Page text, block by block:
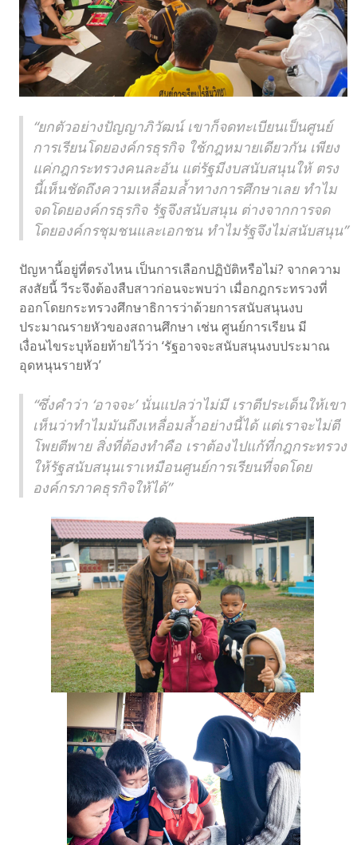
“ยกตัวอย่างปัญญาภิวัฒน์ เขาก็จดทะเบียนเป็นศูนย์
การเรียนโดยองค์กรธุรกิจ ใช้กฎหมายเดียวกัน เพียง
แค่กฎกระทรวงคนละอัน แต่รัฐมีงบสนับสนุนให้ ตรง
นี้เห็นชัดถึงความเหลื่อมล้ำทางการศึกษาเลย ทำไม
จดโดยองค์กรธุรกิจ รัฐจึงสนับสนุน ต่างจากการจด
โดยองค์กรชุมชนและเอกชน ทำไมรัฐจึงไม่สนับสนุน”
ปัญหานี้อยู่ที่ตรงไหน เป็นการเลือกปฏิบัติหรือไม่? จากความ
สงสัยนี้ วีระจึงต้องสืบสาวก่อนจะพบว่า เมื่อกฎกระทรวงที่
ออกโดยกระทรวงศึกษาธิการว่าด้วยการสนับสนุนงบ
ประมาณรายหัวของสถานศึกษา เช่น ศูนย์การเรียน มี
เงื่อนไขระบุห้อยท้ายไว้ว่า ‘รัฐอาจจะสนับสนุนงบประมาณ
อุดหนุนรายหัว’
“ซึ่งคำว่า ‘อาจจะ’ นั่นแปลว่าไม่มี เราตีประเด็นให้เขา
เห็นว่าทำไมมันถึงเหลื่อมล้ำอย่างนี้ได้ แต่เราจะไม่ตี
โพยตีพาย สิ่งที่ต้องทำคือ เราต้องไปแก้ที่กฎกระทรวง
ให้รัฐสนับสนุนเราเหมือนศูนย์การเรียนที่จดโดย
องค์กรภาคธุรกิจให้ได้”